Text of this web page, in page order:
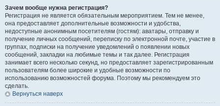
Зачем вообще нужна регистрация?
Регистрация не является обязательным мероприятием. Тем не менее,
она предоставляет дополнительные возможности и удобства,
недоступные анонимным посетителям (гостям): аватары, отправку и
получение личных сообщений, переписку по электронной почте, участие в
группах, подписки на получение уведомлений о появлении новых
сообщений, закладки на любимые темы и так далее. Регистрация
занимает всего несколько секунд, но предоставляет зарегистрированным
пользователям более широкие и удобные возможности по
использованию возможностей форума. Поэтому мы рекомендуем это
сделать.
Вернуться наверх